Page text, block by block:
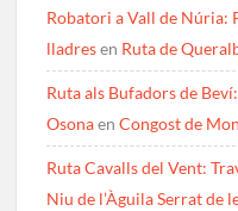
Robatori a Vall de Núria:
lladresen Ruta de
Ruta als Bufadors de
OsonaenCongost de
Ruta Cavalls del Vent:
Niu de l’Àguila Serrat de